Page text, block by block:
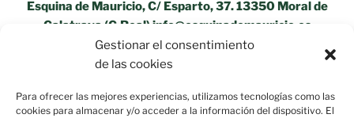
Gestionar el consentimiento
de las cookies
Para ofrecer las mejores experiencias, utilizamos tecnologías como las
cookies para almacenar y/o acceder a la información del dispositivo. El
Esquina de Mauricio, C/ Esparto, 37. 13350 Moral de
Calatrava (C.Real) info@esquinademauricio.es
«Aviso Legal»